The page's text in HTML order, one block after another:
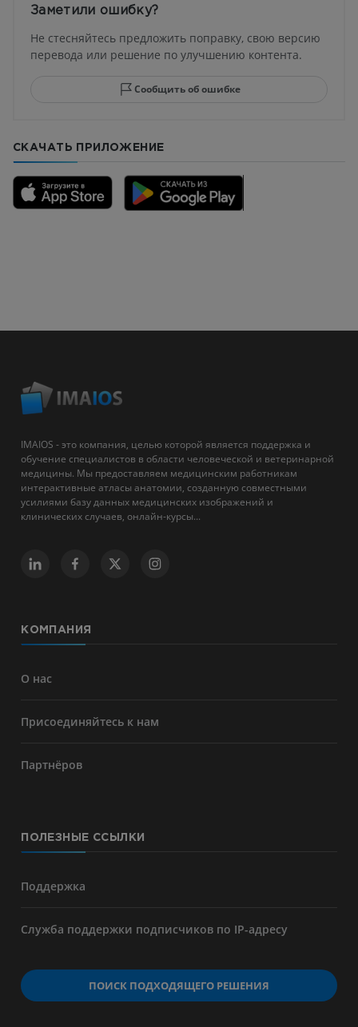
Заметили ошибку?
Не стесняйтесь предложить поправку, свою версию
перевода или решение по улучшению контента.
Сообщить об ошибке
СКАЧАТЬ ПРИЛОЖЕНИЕ
IMAIOS - это компания, целью которой является поддержка и
обучение специалистов в области человеческой и ветеринарной
медицины. Мы предоставляем медицинским работникам
интерактивные атласы анатомии, созданную совместными
усилиями базу данных медицинских изображений и
клинических случаев, онлайн-курсы...
КОМПАНИЯ
О нас
Присоединяйтесь к нам
Партнёров
ПОЛЕЗНЫЕ ССЫЛКИ
Поддержка
Служба поддержки подписчиков по IP-адресу
ПОИСК ПОДХОДЯЩЕГО РЕШЕНИЯ